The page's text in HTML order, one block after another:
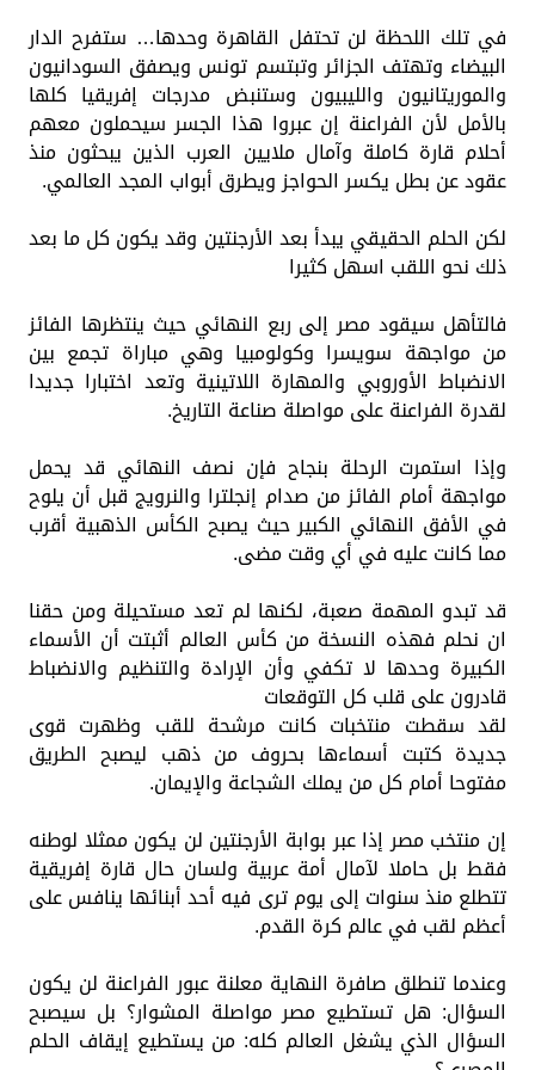
في تلك اللحظة لن تحتفل القاهرة وحدها… ستفرح الدار
البيضاء وتهتف الجزائر وتبتسم تونس ويصفق السودانيون
والموريتانيون والليبيون وستنبض مدرجات إفريقيا كلها
بالأمل لأن الفراعنة إن عبروا هذا الجسر سيحملون معهم
أحلام قارة كاملة وآمال ملايين العرب الذين يبحثون منذ
عقود عن بطل يكسر الحواجز ويطرق أبواب المجد العالمي.
لكن الحلم الحقيقي يبدأ بعد الأرجنتين وقد يكون كل ما بعد
ذلك نحو اللقب اسهل كثيرا
فالتأهل سيقود مصر إلى ربع النهائي حيث ينتظرها الفائز
من مواجهة سويسرا وكولومبيا وهي مباراة تجمع بين
الانضباط الأوروبي والمهارة اللاتينية وتعد اختبارا جديدا
لقدرة الفراعنة على مواصلة صناعة التاريخ.
وإذا استمرت الرحلة بنجاح فإن نصف النهائي قد يحمل
مواجهة أمام الفائز من صدام إنجلترا والنرويج قبل أن يلوح
في الأفق النهائي الكبير حيث يصبح الكأس الذهبية أقرب
مما كانت عليه في أي وقت مضى.
قد تبدو المهمة صعبة، لكنها لم تعد مستحيلة ومن حقنا
ان نحلم فهذه النسخة من كأس العالم أثبتت أن الأسماء
الكبيرة وحدها لا تكفي وأن الإرادة والتنظيم والانضباط
قادرون على قلب كل التوقعات
لقد سقطت منتخبات كانت مرشحة للقب وظهرت قوى
جديدة كتبت أسماءها بحروف من ذهب ليصبح الطريق
مفتوحا أمام كل من يملك الشجاعة والإيمان.
إن منتخب مصر إذا عبر بوابة الأرجنتين لن يكون ممثلا لوطنه
فقط بل حاملا لآمال أمة عربية ولسان حال قارة إفريقية
تتطلع منذ سنوات إلى يوم ترى فيه أحد أبنائها ينافس على
أعظم لقب في عالم كرة القدم.
وعندما تنطلق صافرة النهاية معلنة عبور الفراعنة لن يكون
السؤال: هل تستطيع مصر مواصلة المشوار؟ بل سيصبح
السؤال الذي يشغل العالم كله: من يستطيع إيقاف الحلم